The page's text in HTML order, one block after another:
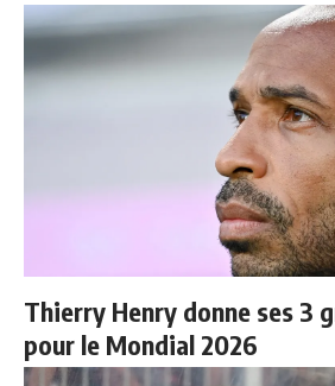
Thierry Henry donne ses 3
pour le Mondial 2026